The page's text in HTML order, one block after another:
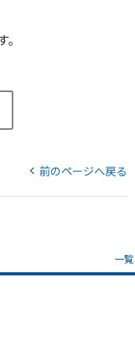
前のページへ戻る
一覧